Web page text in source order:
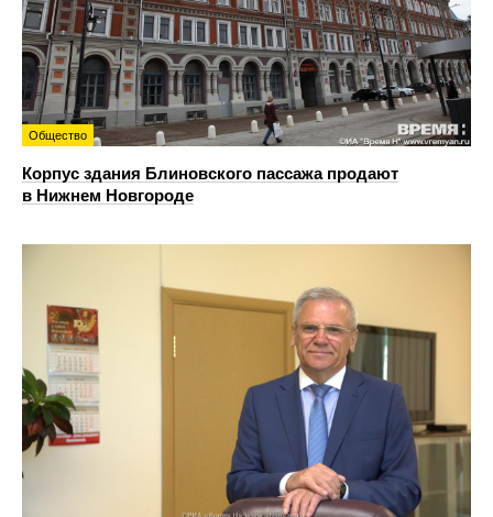
Общество
Корпус здания Блиновского пассажа продают
в Нижнем Новгороде